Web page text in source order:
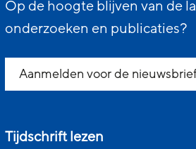
Op de hoogte blijven van de
onderzoeken en publicaties?
Aanmelden voor de
Tijdschrift lezen